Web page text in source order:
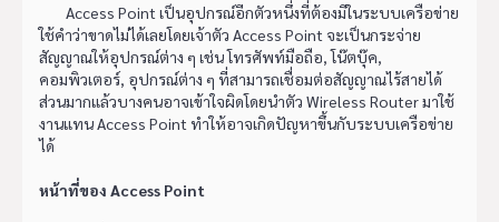
Access Point เป็นอุปกรณ์อีกตัวหนึ่งที่ต้องมีในระบบเครือข่าย
ใช้คำว่าขาดไม่ได้เลยโดยเจ้าตัว Access Point จะเป็นกระจ่าย
สัญญาณให้อุปกรณ์ต่าง ๆ เช่น โทรศัพท์มือถือ, โน๊ตบุ๊ค,
คอมพิวเตอร์, อุปกรณ์ต่าง ๆ ที่สามารถเชื่อมต่อสัญญาณไร้สายได้
ส่วนมากแล้วบางคนอาจเข้าใจผิดโดยนำตัว Wireless Router มาใช้
งานแทน Access Point ทำให้อาจเกิดปัญหาขึ้นกับระบบเครือข่าย
ได้
หน้าที่ของ Access Point